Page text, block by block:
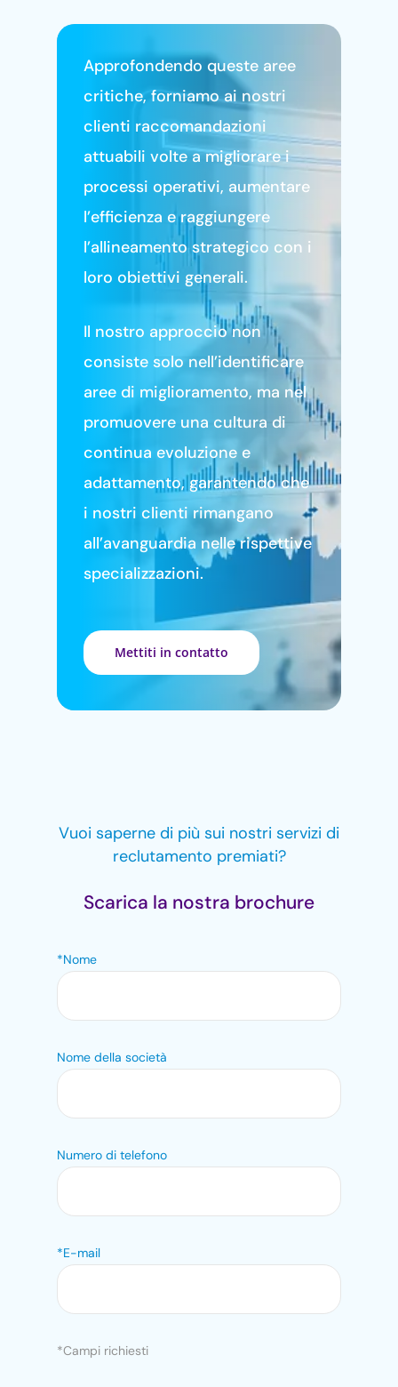
fonti esterne.
Approfondendo queste aree
critiche, forniamo ai nostri
clienti raccomandazioni
attuabili volte a migliorare i
processi operativi, aumentare
l’efficienza e raggiungere
l’allineamento strategico con i
loro obiettivi generali.
Il nostro approccio non
consiste solo nell’identificare
aree di miglioramento, ma nel
promuovere una cultura di
continua evoluzione e
adattamento, garantendo che
i nostri clienti rimangano
all’avanguardia nelle rispettive
specializzazioni.
Mettiti in contatto
Vuoi saperne di più sui nostri servizi di
reclutamento premiati?
Scarica la nostra brochure
*Nome
Nome della società
Numero di telefono
*E-mail
*Campi richiesti